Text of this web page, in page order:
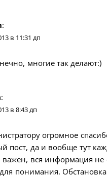
:
в 11:31 дп
многие так делают:)
:
в 8:43 дп
огромное
пост, да и вообще тут
важен, вся информация не
для понимания. Обстановка